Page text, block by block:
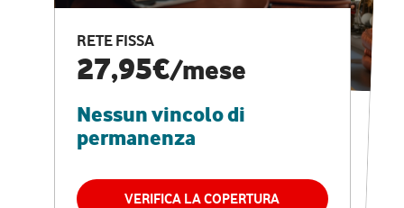
RETE FISSA
27,95€/mese
Nessun vincolo di
permanenza
VERIFICA LA COPERTURA
CASA PRO
Internet veloce e
vantaggi speciali
RETE FISSA + VODAFONE CLUB
29,95€
permanenza